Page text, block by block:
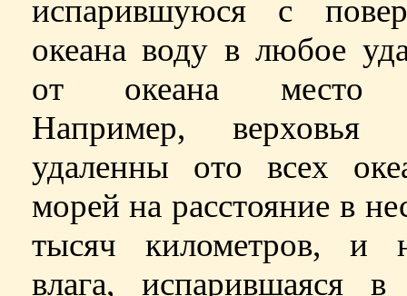
испарившуюся с
океана воду в любое
от океана место
Например, верховья
удаленны ото всех
морей на расстояние в
тысяч километров, и
влага, испарившаяся в